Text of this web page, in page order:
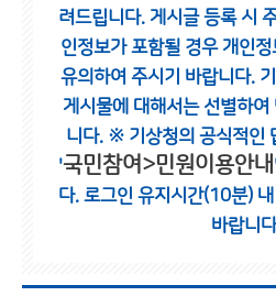
려드립니다. 게시글 등록 시
인정보가 포함될 경우 개인
유의하여 주시기 바랍니다.
게시물에 대해서는 선별하여
니다. ※ 기상청의 공식적인
'국민참여>민원이용안내
다. 로그인 유지시간(10분) 내
바랍니